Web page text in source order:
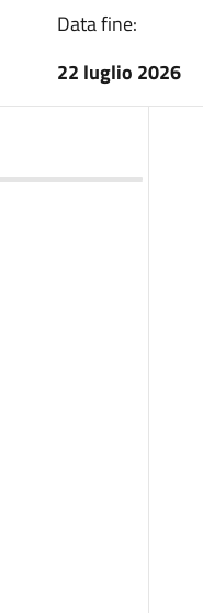
Data fine:
22 luglio 2026